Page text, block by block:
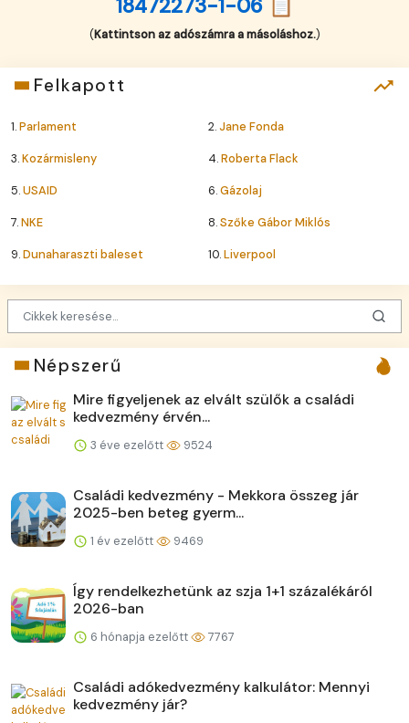
18472273-1-06 📋
(Kattintson az adószámra a másoláshoz.)
Felkapott
1.Parlament 2.Jane Fonda
3.Kozármisleny 4.Roberta Flack
5.USAID 6.Gázolaj
7.NKE 8.Szőke Gábor Miklós
9.Dunaharaszti baleset 10.Liverpool
Népszerű
Mire figyeljenek az elvált szülők a családi
kedvezmény érvén...
3 éve ezelőtt 9524
Családi kedvezmény - Mekkora összeg jár
2025-ben beteg gyerm...
1 év ezelőtt 9469
Így rendelkezhetünk az szja 1+1 százalékáról
2026-ban
6 hónapja ezelőtt 7767
Családi adókedvezmény kalkulátor: Mennyi
kedvezmény jár?